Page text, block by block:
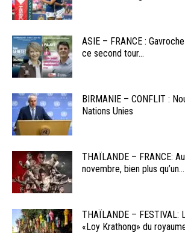
ASIE – FRANCE :
ce second tour...
BIRMANIE – CONFLIT :
Nations Unies
THAÏLANDE – FRANCE:
novembre, bien plus qu’un...
THAÏLANDE – FESTIVAL:
«Loy Krathong» du